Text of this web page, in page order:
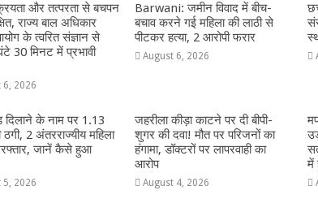
और तत्परता से बचपन
राज्य बाल अधिकार
के त्वरित संज्ञान से
30 मिनट में प्रभावी
6, 2026
Barwani: जमीन विवाद में बीच-
बचाव करने गई महिला की लाठी से
पीटकर हत्या, 2 आरोपी फरार
August 6, 2026
दिलाने के नाम पर 1.13
2 अंतरराज्यीय महिला
जानें कैसे हुआ
5, 2026
जहरीला कीड़ा काटने पर दी बीपी-
शुगर की दवा! मौत पर परिजनों का
हंगामा, डॉक्टरों पर लापरवाही का
आरोप
August 4, 2026
में